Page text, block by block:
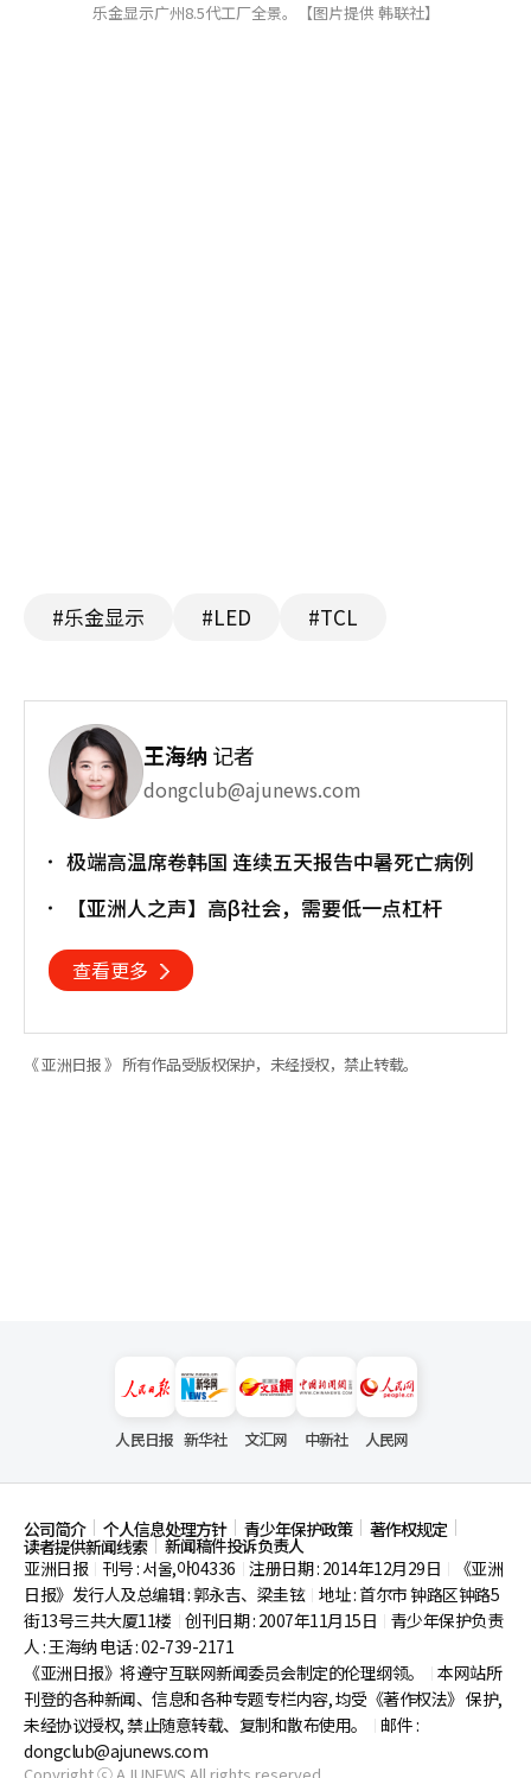
乐金显示广州8.5代工厂全景。【图片提供 韩联社】
#乐金显示 #LED #TCL
王海纳 记者
dongclub@ajunews.com
极端高温席卷韩国 连续五天报告中暑死亡病例
【亚洲人之声】高β社会，需要低一点杠杆
查看更多
《 亚洲日报 》 所有作品受版权保护，未经授权，禁止转载。
人民日报 新华社 文汇网 中新社 人民网
公司简介 个人信息处理方针 青少年保护政策 著作权规定
读者提供新闻线索
新闻稿件投诉负责人
亚洲日报
刊号 : 서울,아04336 注册日期 : 2014年12月29日
《亚洲
日报》发行人及总编辑 : 郭永吉、梁圭铉 地址 : 首尔市钟路区钟路5
街13号三共大厦11楼 创刊日期 : 2007年11月15日
青少年保护负责
人 : 王海纳 电话 : 02-739-2171
《亚洲日报》将遵守互联网新闻委员会制定的伦理纲领。
本网站所
刊登的各种新闻、信息和各种专题专栏内容, 均受《著作权法》 保护,
未经协议授权, 禁止随意转载、复制和散布使用。
邮件 :
dongclub@ajunews.com